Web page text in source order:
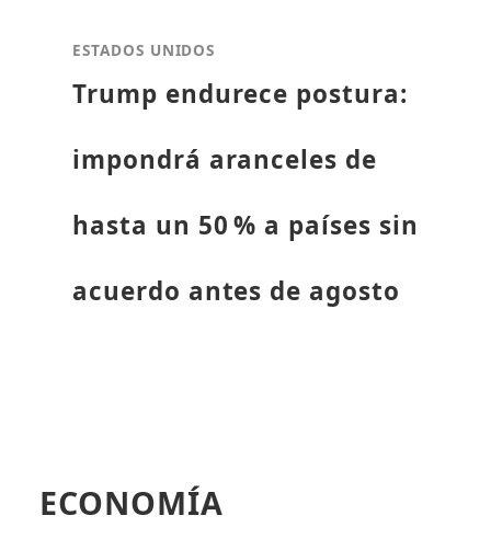
ESTADOS UNIDOS
Trump endurece postura:
impondrá aranceles de
hasta un 50 % a países sin
acuerdo antes de agosto
ECONOMÍA